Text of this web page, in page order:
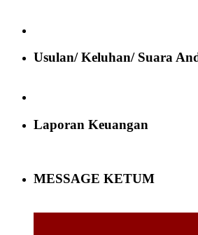
Usulan/ Keluhan/ Suara
Laporan Keuangan
MESSAGE KETUM